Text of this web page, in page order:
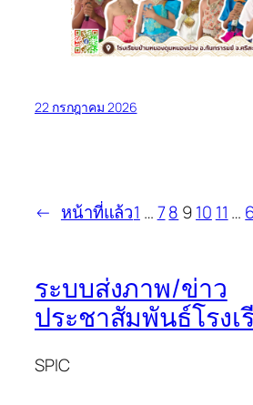
22 กรกฎาคม 2026
← หน้าที่แล้ว1 …78 910 11 …
ระบบส่งภาพ/ข่าว
ประชาสัมพันธ์โรงเ
SPIC